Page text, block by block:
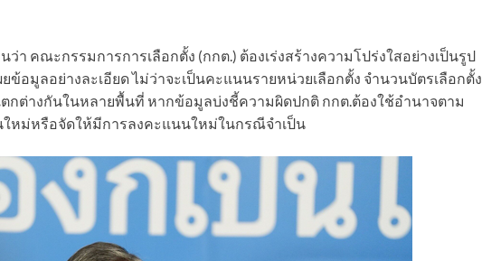
า คณะกรรมการการเลือกตั้ง (กกต.) ต้องเร่งสร้างความโปร่งใสอย่างเป็นรูป
ข้อมูลอย่างละเอียด ไม่ว่าจะเป็นคะแนนรายหน่วยเลือกตั้ง จำนวนบัตรเลือกตั้ง
กต่างกันในหลายพื้นที่ หากข้อมูลบ่งชี้ความผิดปกติ กกต.ต้องใช้อำนาจตาม
หม่หรือจัดให้มีการลงคะแนนใหม่ในกรณีจำเป็น